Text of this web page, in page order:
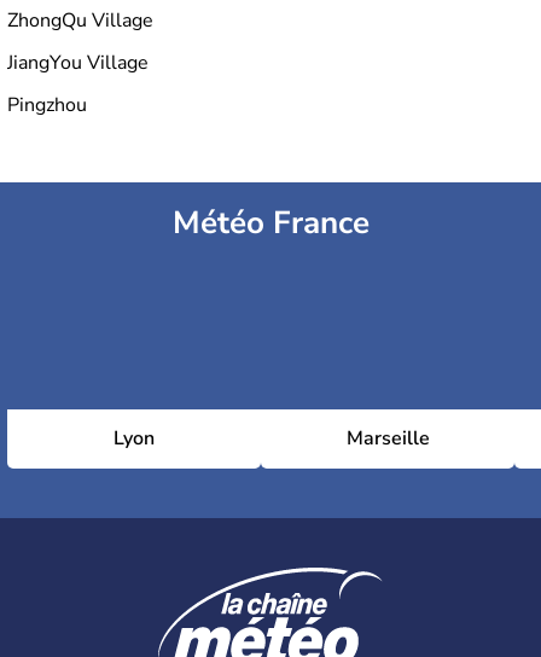
ZhongQu Village
JiangYou Village
Pingzhou
Météo France
Lyon Marseille